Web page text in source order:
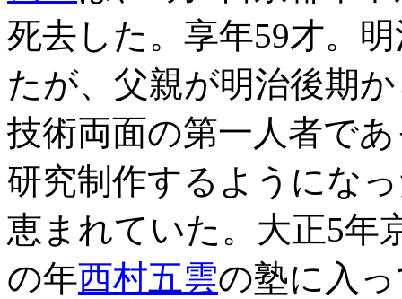
死去した。享年59才。
たが、父親が明治後期
技術両面の第一人者で
研究制作するようにな
恵まれていた。大正5年
の年西村五雲の塾に入